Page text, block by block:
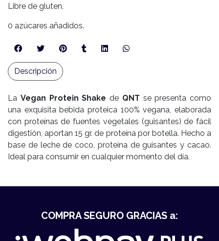
Libre de gluten.
0 azúcares añadidos.
La Vegan Protein Shake de QNT se presenta como
una exquisita bebida proteica 100% vegana, elaborada
con proteínas de fuentes vegetales (guisantes) de fácil
digestión, aportan 15 gr. de proteína por botella. Hecho a
base de leche de coco, proteína de guisantes y cacao.
Ideal para consumir en cualquier momento del día.
Descripción
COMPRA SEGURO GRACIAS a: